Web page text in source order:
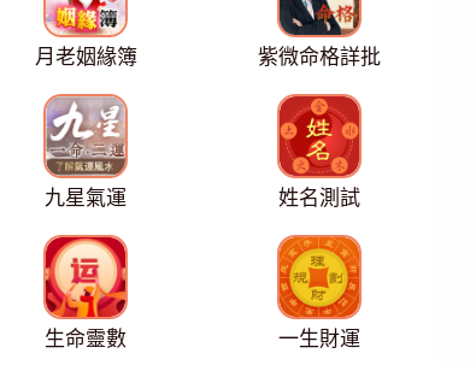
月老姻緣簿 紫微命格詳批
九星氣運 姓名測試
生命靈數 一生財運